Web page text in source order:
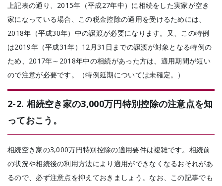
上記表の通り、 2015年（平成27年中）に相続をした実家が空き
家になっている場合、この税金控除の適用を受けるためには、
2018年（平成30年）中の譲渡が必要になります。
又、この特例
は2019年（平成31年）12月31日までの譲渡が対象となる特例の
ため、2017年～2018年中の相続があった方は、適用期間が短い
ので注意が必要です。（特例延期については未確定。）
2-2. 相続空き家の3,000万円特別控除の注意点を知
っておこう。
相続空き家の3,000万円特別控除の適用要件は複雑です。 相続前
の状況や相続後の利用方法により適用ができなくなるおそれがあ
るので、必ず注意点を抑えておきましょう。 なお、この記事でも